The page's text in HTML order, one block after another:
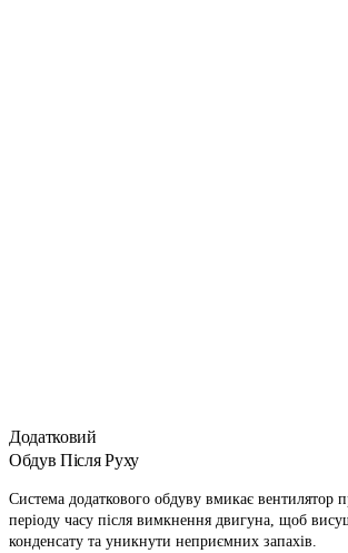
Додатковий
Обдув Після Руху
Система додаткового обдуву вмикає вентилятор
періоду часу після вимкнення двигуна, щоб
конденсату та уникнути неприємних запахів.